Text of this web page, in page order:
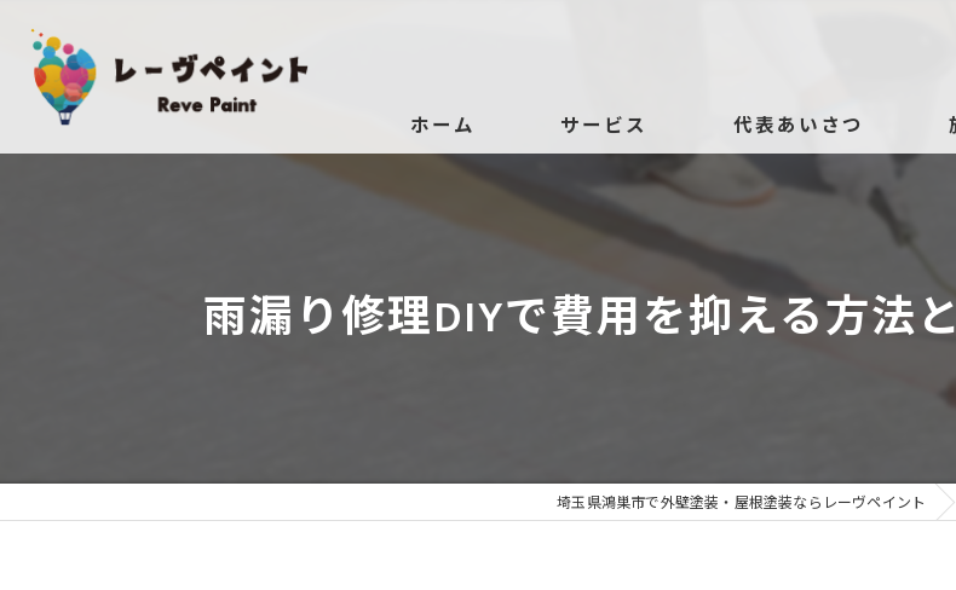
ホーム サービス
依頼、相談の流れ
代表あいさつ
雨漏り修理DIYで費用を抑える方法
埼玉県鴻巣市で外壁塗装・屋根塗装ならレーヴペイント